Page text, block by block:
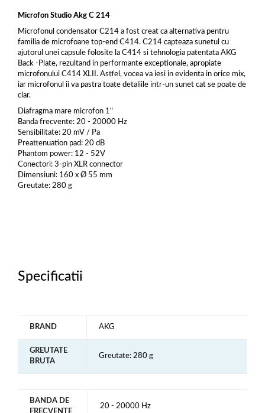
Microfon Studio Akg C 214
Microfonul condensator C214 a fost creat ca alternativa pentru
familia de microfoane top-end C414. C214 capteaza sunetul cu
ajutorul unei capsule folosite la C414 si tehnologia patentata AKG
Back -Plate, rezultand in performante exceptionale, apropiate
microfonului C414 XLII. Astfel, vocea va iesi in evidenta in orice mix,
iar microfonul ii va pastra toate detaliile intr-un sunet cat se poate de
clar.
Diafragma mare microfon 1"
Banda frecvente: 20 - 20000 Hz
Sensibilitate: 20 mV / Pa
Preattenuation pad: 20 dB
Phantom power: 12 - 52V
Conectori: 3-pin XLR connector
Dimensiuni: 160 x Ø 55 mm
Greutate: 280 g
Specificatii
BRAND AKG
GREUTATE
BRUTA
Greutate: 280 g
BANDA DE
20 - 20000 Hz